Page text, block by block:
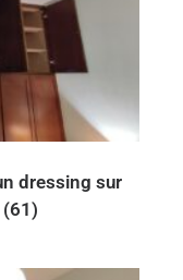
dressing sur
(61)